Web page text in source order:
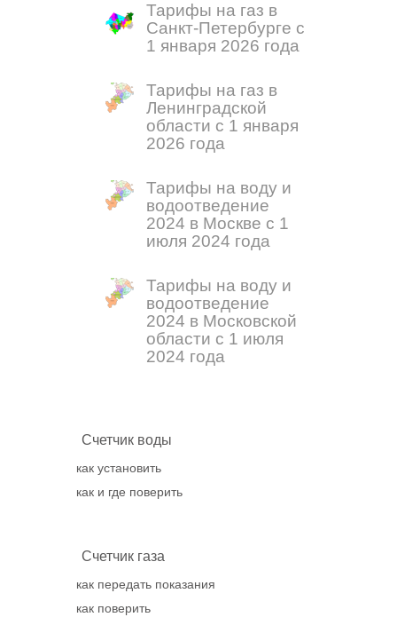
Тарифы на газ в
Санкт-Петербурге с
1 января 2026 года
Тарифы на газ в
Ленинградской
области с 1 января
2026 года
Тарифы на воду и
водоотведение
2024 в Москве с 1
июля 2024 года
Тарифы на воду и
водоотведение
2024 в Московской
области с 1 июля
2024 года
Счетчик воды
как установить
как и где поверить
Счетчик газа
как передать показания
как поверить